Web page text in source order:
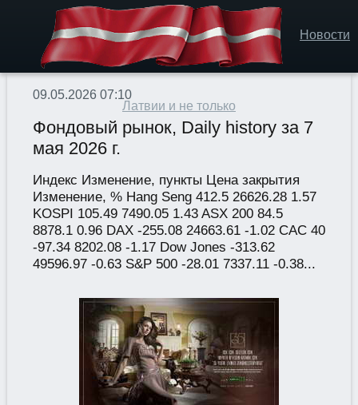
Новости
Латвии и не только
09.05.2026 07:10
Фондовый рынок, Daily history за 7
мая 2026 г.
Индекс Изменение, пункты Цена закрытия
Изменение, % Hang Seng 412.5 26626.28 1.57
KOSPI 105.49 7490.05 1.43 ASX 200 84.5
8878.1 0.96 DAX -255.08 24663.61 -1.02 CAC 40
-97.34 8202.08 -1.17 Dow Jones -313.62
49596.97 -0.63 S&P 500 -28.01 7337.11 -0.38...